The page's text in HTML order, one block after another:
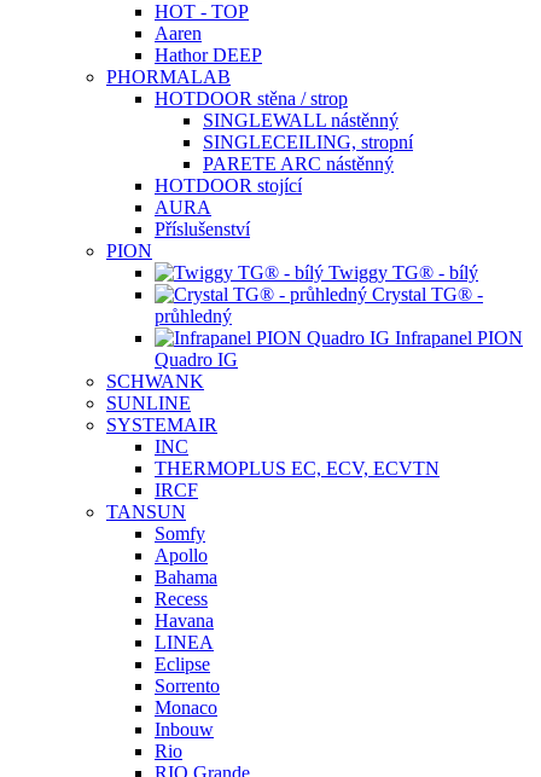
HOT - TOP
Aaren
Hathor DEEP
PHORMALAB
HOTDOOR stěna / strop
SINGLEWALL nástěnný
SINGLECEILING, stropní
PARETE ARC nástěnný
HOTDOOR stojící
AURA
Příslušenství
PION
Twiggy TG® - bílý
Crystal TG® -
průhledný
Infrapanel PION
Quadro IG
SCHWANK
SUNLINE
SYSTEMAIR
INC
THERMOPLUS EC, ECV, ECVTN
IRCF
TANSUN
Somfy
Apollo
Bahama
Recess
Havana
LINEA
Eclipse
Sorrento
Monaco
Inbouw
Rio
RIO Grande